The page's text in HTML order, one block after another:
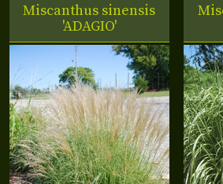
Miscanthus sinensis
'ADAGIO'